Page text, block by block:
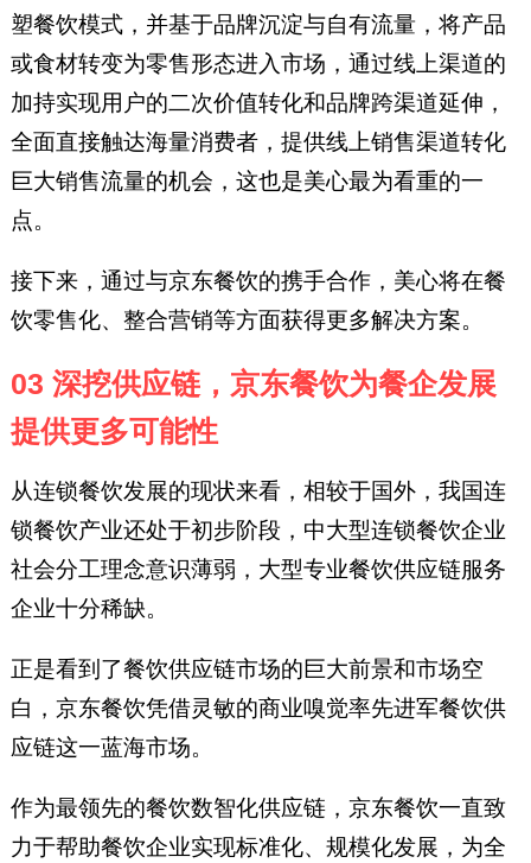
塑餐饮模式，并基于品牌沉淀与自有流量，将产品
或食材转变为零售形态进入市场，通过线上渠道的
加持实现用户的二次价值转化和品牌跨渠道延伸，
全面直接触达海量消费者，提供线上销售渠道转化
巨大销售流量的机会，这也是美心最为看重的一
点。
接下来，通过与京东餐饮的携手合作，美心将在餐
饮零售化、整合营销等方面获得更多解决方案。
03 深挖供应链，京东餐饮为餐企发展
提供更多可能性
从连锁餐饮发展的现状来看，相较于国外，我国连
锁餐饮产业还处于初步阶段，中大型连锁餐饮企业
社会分工理念意识薄弱，大型专业餐饮供应链服务
企业十分稀缺。
正是看到了餐饮供应链市场的巨大前景和市场空
白，京东餐饮凭借灵敏的商业嗅觉率先进军餐饮供
应链这一蓝海市场。
作为最领先的餐饮数智化供应链，京东餐饮一直致
力于帮助餐饮企业实现标准化、规模化发展，为全